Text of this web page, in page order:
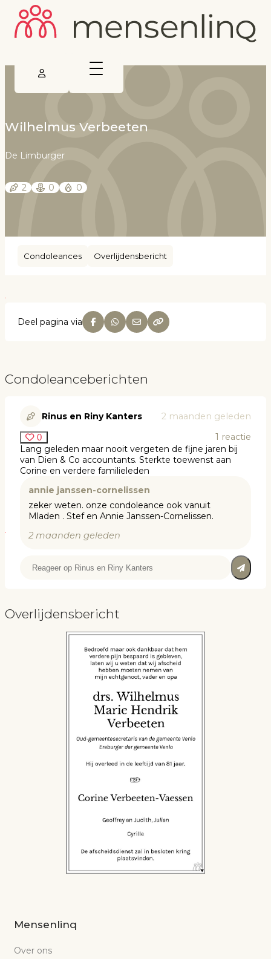
Wilhelmus Verbeeten
De Limburger
2 0 0
Condoleances Overlijdensbericht
Deel pagina via
Condoleanceberichten
Rinus en Riny Kanters 2 maanden geleden
0 1 reactie
Lang geleden maar nooit vergeten de fijne jaren bij
van Dien & Co accountants. Sterkte toewenst aan
Corine en verdere familieleden
annie janssen-cornelissen
zeker weten. onze condoleance ook vanuit
Mladen . Stef en Annie Janssen-Cornelissen.
2 maanden geleden
Overlijdensbericht
Mensenlinq
Over ons